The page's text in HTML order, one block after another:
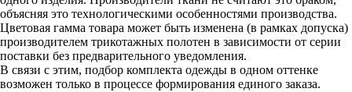
объясняя это технологическими особенностями производства.
Цветовая гамма товара может быть изменена (в рамках допуска)
производителем трикотажных полотен в зависимости от серии
поставки без предварительного уведомления.
В связи с этим, подбор комплекта одежды в одном оттенке
возможен только в процессе формирования единого заказа.